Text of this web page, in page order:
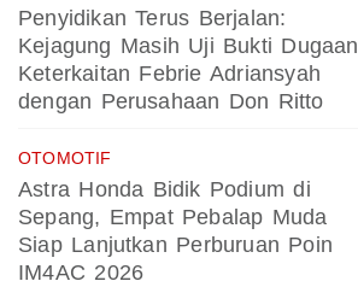
Penyidikan Terus Berjalan:
Kejagung Masih Uji Bukti Dugaan
Keterkaitan Febrie Adriansyah
dengan Perusahaan Don Ritto
OTOMOTIF
Astra Honda Bidik Podium di
Sepang, Empat Pebalap Muda
Siap Lanjutkan Perburuan Poin
IM4AC 2026